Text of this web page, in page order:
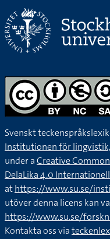
Svenskt
Institutionen för
under aCreative
DelaLika 4.0 Internationell
athttps://www.su.se/
utöver denna licens kan
https://www.su.se/
Kontakta oss via